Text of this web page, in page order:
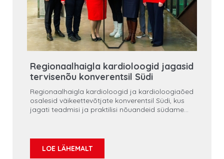
Regionaalhaigla kardioloogid jagasid
tervisenõu konverentsil Südi
Regionaalhaigla kardioloogid ja kardioloogiaõed
osalesid väikeettevõtjate konverentsil Südi, kus
jagati teadmisi ja praktilisi nõuandeid südame
sellest, kuidas väikeettevõtjad saavad oma
(südame)tervist hoida ja milliseid samme tuleks
LOE LÄHEMALT